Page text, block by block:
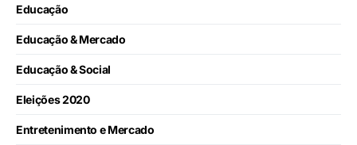
Educação
Educação & Mercado
Educação & Social
Eleições 2020
Entretenimento e Mercado